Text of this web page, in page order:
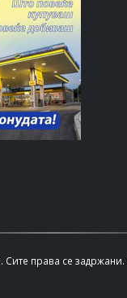
права се задржани.